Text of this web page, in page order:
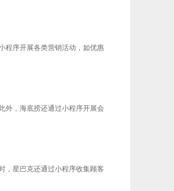
程序开展各类营销活动，如优惠
外，海底捞还通过小程序开展会
，星巴克还通过小程序收集顾客